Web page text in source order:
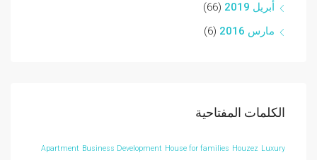
أبريل 2019
(66)
مارس 2016
(6)
الكلمات المفتاحية
Apartment Business Development House for families Houzez Luxury